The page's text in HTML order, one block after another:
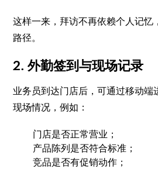
这样一来，拜访不再依赖个人记忆
路径。
2. 外勤签到与现场记录
业务员到达门店后，可通过移动端
现场情况，例如：
门店是否正常营业；
产品陈列是否符合标准；
竞品是否有促销动作；